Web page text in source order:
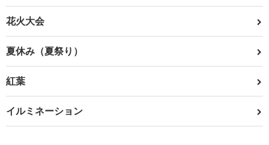
花火大会
夏休み（夏祭り）
紅葉
イルミネーション